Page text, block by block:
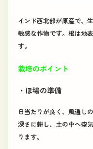
インド西北部が原産で、
敏感な作物です。根は地
す。
栽培のポイント
・ほ場の準備
日当たりが良く、風通し
深さに耕し、土の中へ空
ります。